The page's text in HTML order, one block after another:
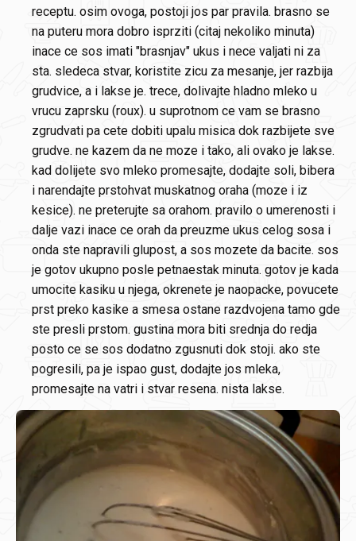
receptu. osim ovoga, postoji jos par pravila. brasno se
na puteru mora dobro isprziti (citaj nekoliko minuta)
inace ce sos imati "brasnjav" ukus i nece valjati ni za
sta. sledeca stvar, koristite zicu za mesanje, jer razbija
grudvice, a i lakse je. trece, dolivajte hladno mleko u
vrucu zaprsku (roux). u suprotnom ce vam se brasno
zgrudvati pa cete dobiti upalu misica dok razbijete sve
grudve. ne kazem da ne moze i tako, ali ovako je lakse.
kad dolijete svo mleko promesajte, dodajte soli, bibera
i narendajte prstohvat muskatnog oraha (moze i iz
kesice). ne preterujte sa orahom. pravilo o umerenosti i
dalje vazi inace ce orah da preuzme ukus celog sosa i
onda ste napravili glupost, a sos mozete da bacite. sos
je gotov ukupno posle petnaestak minuta. gotov je kada
umocite kasiku u njega, okrenete je naopacke, povucete
prst preko kasike a smesa ostane razdvojena tamo gde
ste presli prstom. gustina mora biti srednja do redja
posto ce se sos dodatno zgusnuti dok stoji. ako ste
pogresili, pa je ispao gust, dodajte jos mleka,
promesajte na vatri i stvar resena. nista lakse.